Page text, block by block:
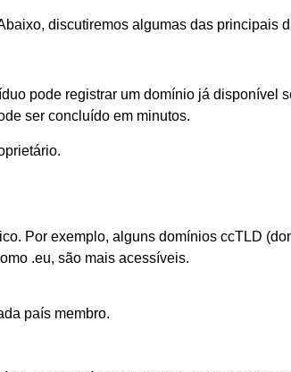
discutiremos algumas das principais
pode registrar um domínio já disponível
ser concluído em minutos.
Por exemplo, alguns domínios ccTLD
.eu, são mais acessíveis.
país membro.